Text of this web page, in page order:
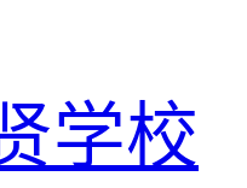
学校